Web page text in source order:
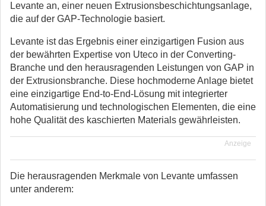
Levante an, einer neuen Extrusionsbeschichtungsanlage,
die auf der GAP-Technologie basiert.
Levante ist das Ergebnis einer einzigartigen Fusion aus
der bewährten Expertise von Uteco in der Converting-
Branche und den herausragenden Leistungen von GAP in
der Extrusionsbranche. Diese hochmoderne Anlage bietet
eine einzigartige End-to-End-Lösung mit integrierter
Automatisierung und technologischen Elementen, die eine
hohe Qualität des kaschierten Materials gewährleisten.
Anzeige
Die herausragenden Merkmale von Levante umfassen
unter anderem: